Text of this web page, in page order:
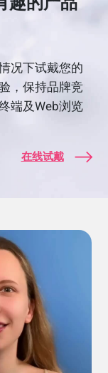
况下试戴您的
，保持品牌竞
端及Web浏览
在线试戴